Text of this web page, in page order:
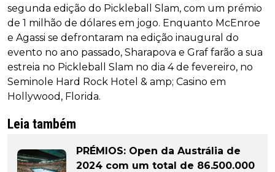
segunda edição do Pickleball Slam, com um prémio
de 1 milhão de dólares em jogo. Enquanto McEnroe
e Agassi se defrontaram na edição inaugural do
evento no ano passado, Sharapova e Graf farão a sua
estreia no Pickleball Slam no dia 4 de fevereiro, no
Seminole Hard Rock Hotel & amp; Casino em
Hollywood, Florida.
Leia também
PRÉMIOS: Open da Austrália de
2024 com um total de 86.500.000